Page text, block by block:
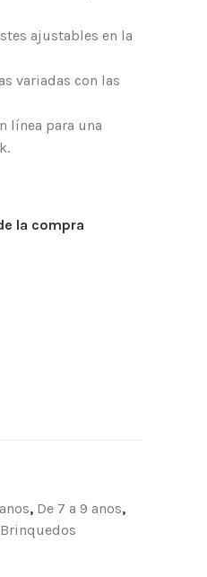
ajustables en la
variadas con las
línea para una
la compra
, De 7 a 9 anos,
Brinquedos